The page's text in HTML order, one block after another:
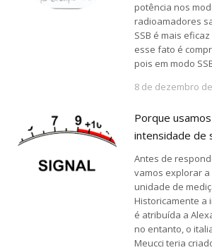
potência nos
radioamadores
SSB é mais
esse fato é
pois em modo
8 de dezembro
Porque
intensidade de
Antes de
vamos explorar
unidade de
Historicamente a
é atribuída a
no entanto, o
Meucci teria